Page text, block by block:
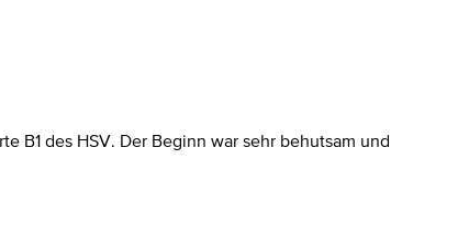
B1 des HSV. Der Beginn war sehr behutsam und